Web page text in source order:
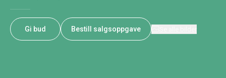
Gi bud Bestill salgsoppgave